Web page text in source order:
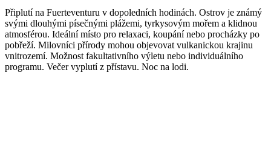
Připlutí na Fuerteventuru v dopoledních hodinách. Ostrov je známý
svými dlouhými písečnými plážemi, tyrkysovým mořem a klidnou
atmosférou. Ideální místo pro relaxaci, koupání nebo procházky po
pobřeží. Milovníci přírody mohou objevovat vulkanickou krajinu
vnitrozemí. Možnost fakultativního výletu nebo individuálního
programu. Večer vyplutí z přístavu. Noc na lodi.